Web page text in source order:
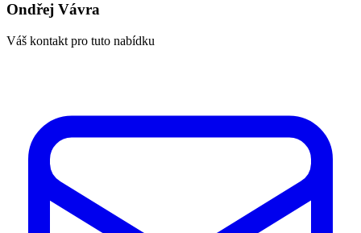
Ondřej Vávra
Váš kontakt pro tuto nabídku